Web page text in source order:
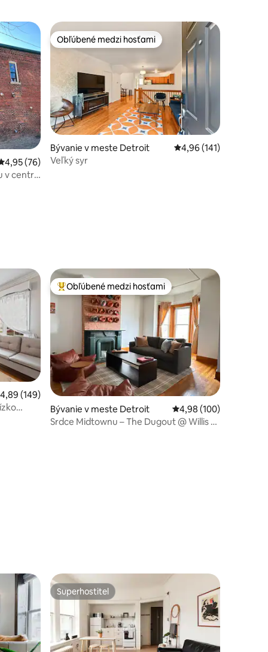
64
ohodnotenie 4,95 z 5, počet hodnotení: 76
4,95 (76)
v centre
Obľúbené medzi hosťami
Obľúbené medzi hosťami
Bývanie v meste Detroit Priemerné
4,96 (141)
Veľký syr
198
ohodnotenie 4,89 z 5, počet hodnotení: 149
4,89 (149)
Najobľúbenejšie medzi hosťami
Obľúbené medzi hosťami
Bývanie v meste Detroit Priemerné
4,98 (100)
Srdce Midtownu – The Dugout @ Willis St
Superhostiteľ
Superhostiteľ